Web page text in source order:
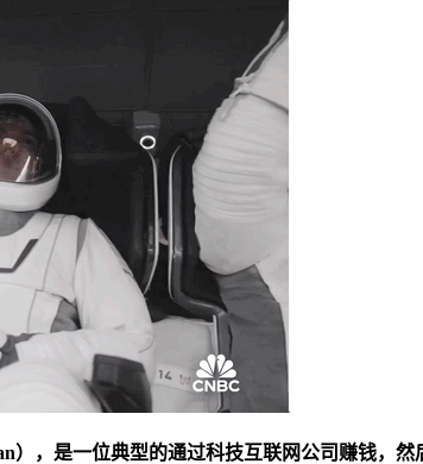
），是一位典型的通过科技互联网公司赚钱，然